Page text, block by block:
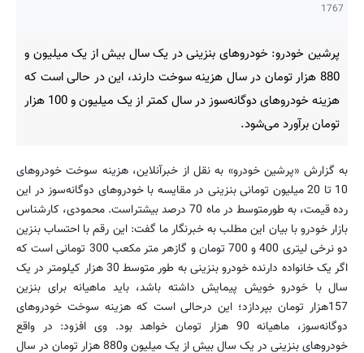
1767
پرشین خودرو: خودروهای بنزینی در یک سال بیش از یک میلیون و
880 هزار تومان در سال هزینه سوخت دارند، این در حالی است که
هزینه خودروهای دوگانه‌سوز در سال کمتر از یک میلیون و 100 هزار
تومان برآورد می‌شود.
به گزارش «پرشین خودرو» به نقل از خبرآنلاین، هزینه سوخت خودروهای
10 تا 20 میلیون تومانی بنزینی در مقایسه با خودروهای دوگانه‌سوز در این
رده قیمت، به طورمتوسط در ماه 70 درصد بیشتراست. محمودی، کارشناس
بازار خودرو با بیان این مطلب به خبرنگار ما گفت: این رقم با احتساب بنزین
دو نرخی لیتری 400 و 700 تومان و گازهر متر مکعب 300 تومانی است که
اگر یک خانواده دارنده خودرو بنزینی به طور متوسط 30 هزار کیلومتر در یک
سال با خودرو خویش پیمایش داشته باشد، باید ماهیانه برای بنزین
157هزار تومان بپردازد؛ این درحالی است که هزینه سوخت خودروهای
دوگانه‌سوز، ماهیانه 90 هزار تومان خواهد بود. وی افزود: در واقع
خودروهای بنزینی در یک سال بیش از یک میلیون و880 هزار تومان در سال